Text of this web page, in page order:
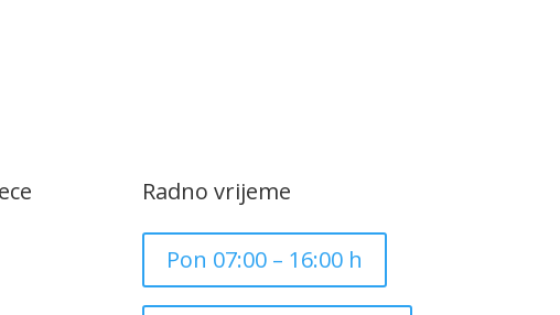
Radno vrijeme
Pon 07:00 – 16:00 h